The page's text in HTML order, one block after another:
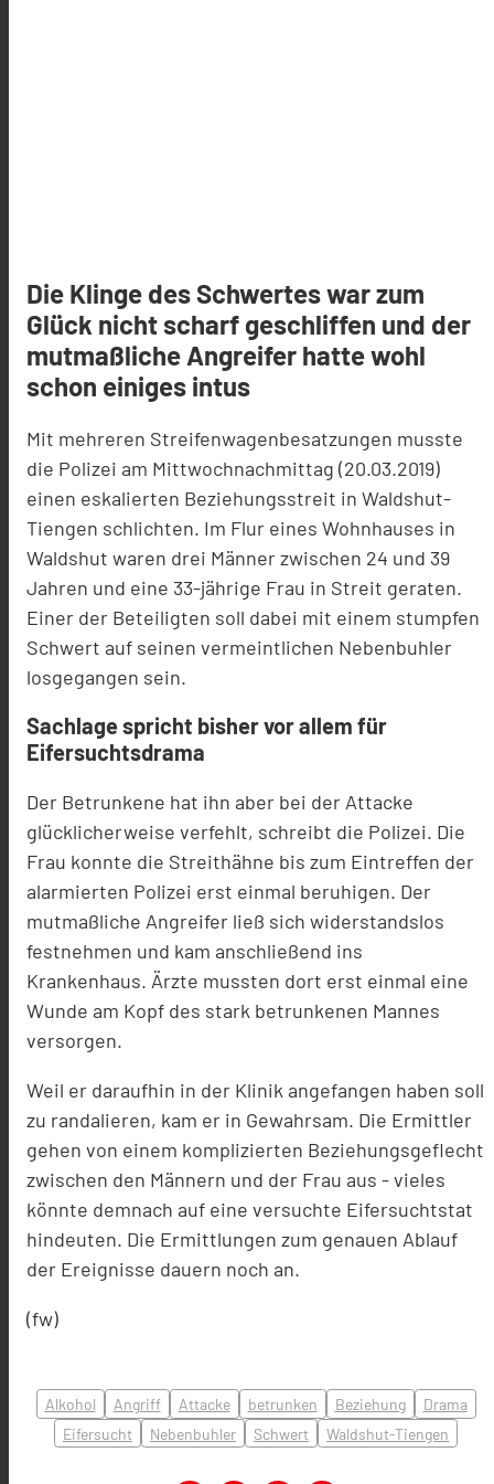
Die Klinge des Schwertes war zum
Glück nicht scharf geschliffen und der
mutmaßliche Angreifer hatte wohl
schon einiges intus
Mit mehreren Streifenwagenbesatzungen musste
die Polizei am Mittwochnachmittag (20.03.2019)
einen eskalierten Beziehungsstreit in Waldshut-
Tiengen schlichten. Im Flur eines Wohnhauses in
Waldshut waren drei Männer zwischen 24 und 39
Jahren und eine 33-jährige Frau in Streit geraten.
Einer der Beteiligten soll dabei mit einem stumpfen
Schwert auf seinen vermeintlichen Nebenbuhler
losgegangen sein.
Sachlage spricht bisher vor allem für
Eifersuchtsdrama
Der Betrunkene hat ihn aber bei der Attacke
glücklicherweise verfehlt, schreibt die Polizei. Die
Frau konnte die Streithähne bis zum Eintreffen der
alarmierten Polizei erst einmal beruhigen. Der
mutmaßliche Angreifer ließ sich widerstandslos
festnehmen und kam anschließend ins
Krankenhaus. Ärzte mussten dort erst einmal eine
Wunde am Kopf des stark betrunkenen Mannes
versorgen.
Weil er daraufhin in der Klinik angefangen haben soll
zu randalieren, kam er in Gewahrsam. Die Ermittler
gehen von einem komplizierten Beziehungsgeflecht
zwischen den Männern und der Frau aus - vieles
könnte demnach auf eine versuchte Eifersuchtstat
hindeuten. Die Ermittlungen zum genauen Ablauf
der Ereignisse dauern noch an.
(fw)
Alkohol Angriff Attacke betrunken Beziehung
Drama
Eifersucht
Nebenbuhler Schwert Waldshut-Tiengen